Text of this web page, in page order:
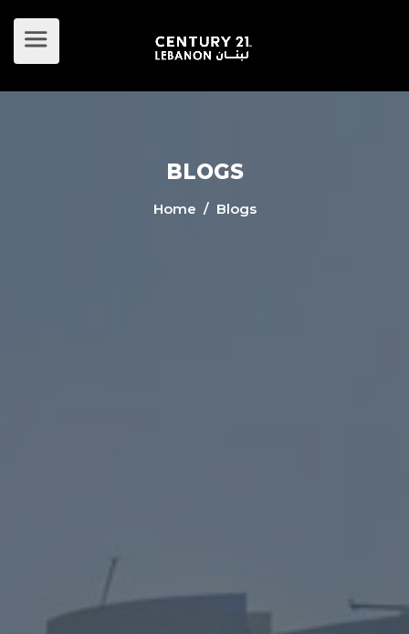
BLOGS
Home / Blogs